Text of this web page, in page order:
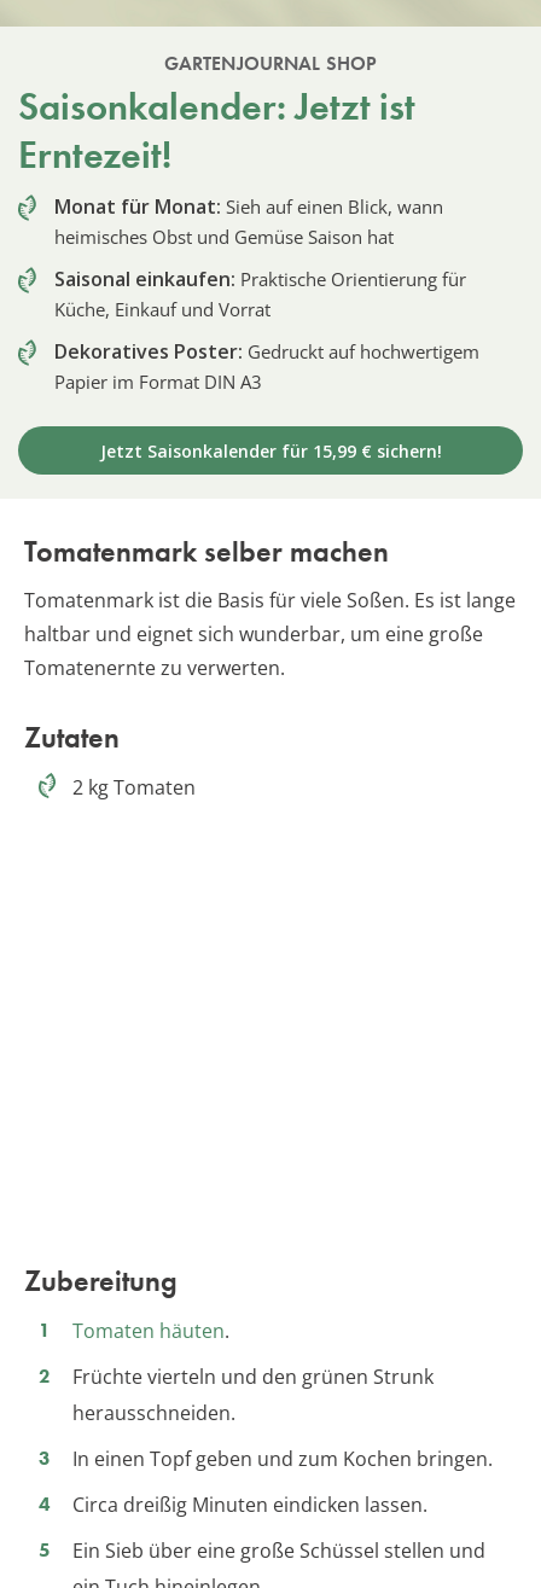
GARTENJOURNAL SHOP
Saisonkalender: Jetzt ist
Erntezeit!
Monat für Monat: Sieh auf einen Blick, wann
heimisches Obst und Gemüse Saison hat
Saisonal einkaufen: Praktische Orientierung für
Küche, Einkauf und Vorrat
Dekoratives Poster: Gedruckt auf hochwertigem
Papier im Format DIN A3
Jetzt Saisonkalender für 15,99 € sichern!
Tomatenmark selber machen
Tomatenmark ist die Basis für viele Soßen. Es ist lange
haltbar und eignet sich wunderbar, um eine große
Tomatenernte zu verwerten.
Zutaten
2 kg Tomaten
Zubereitung
Tomaten häuten.
Früchte vierteln und den grünen Strunk
herausschneiden.
In einen Topf geben und zum Kochen bringen.
Circa dreißig Minuten eindicken lassen.
Ein Sieb über eine große Schüssel stellen und